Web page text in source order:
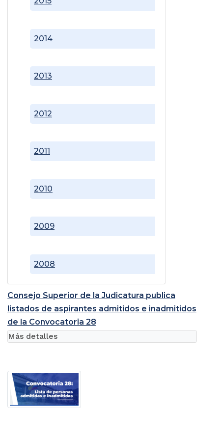
2008
2009
2010
2011
2012
2013
2014
Consejo Superior de la Judicatura publica
listados de aspirantes admitidos e inadmitidos
de la Convocatoria 28
Más detalles